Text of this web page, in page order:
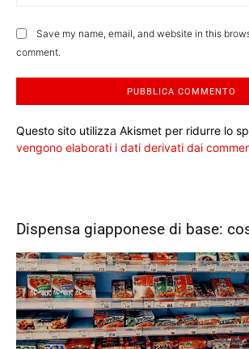
Save my name, email, and website in this
comment.
Questo sito utilizza Akismet per ridurre lo
vengono elaborati i dati derivati dai
Dispensa giapponese di base: